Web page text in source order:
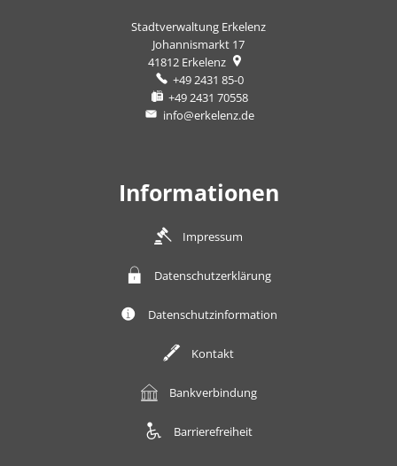
Stadtverwaltung Erkelenz
Johannismarkt 17
41812 Erkelenz
+49 2431 85-0
+49 2431 70558
info@erkelenz.de
Informationen
Impressum
Datenschutzerklärung
Datenschutzinformation
Kontakt
Bankverbindung
Barrierefreiheit